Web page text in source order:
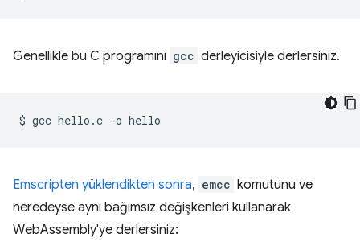
Genellikle bu C programını gcc derleyicisiyle derlersiniz.
$ gcc hello.c -o
Emscripten yüklendikten sonra, emcc komutunu ve
neredeyse aynı bağımsız değişkenleri kullanarak
WebAssembly'ye derlersiniz: